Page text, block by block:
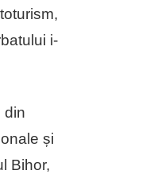
i-
din
și
Bihor,